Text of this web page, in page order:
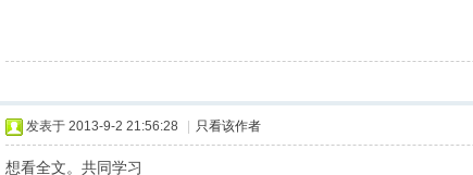
发表于 2013-9-2 21:56:28 只看该作者
想看全文。共同学习